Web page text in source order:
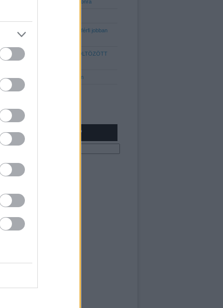
abszolút 10-es listája, az idei szezonra
5 egyszerű dolog, amitől MINDEN férfi jobban
tud kinézni!
VOLTAK 2017 LEGJOBBAN ÖLTÖZÖTT
FÉRFIJAI?
Hajtrend 2013: Az "Undercut" fazon
NEM TALÁLOD?